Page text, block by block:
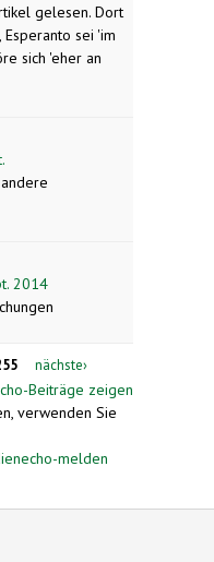
gelesen. Dort
sei 'im
sich 'eher an
2014
nächste›
Beiträge zeigen
verwenden Sie
melden